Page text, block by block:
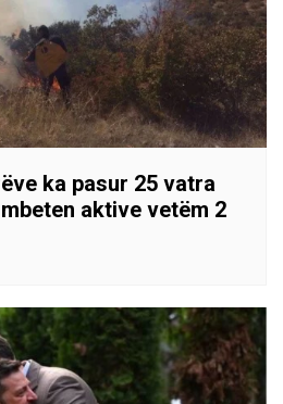
ka pasur 25 vatra
aktive vetëm 2